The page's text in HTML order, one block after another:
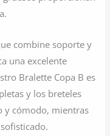
combine soporte y
una excelente
Bralette Copa B es
y los breteles
y cómodo, mientras